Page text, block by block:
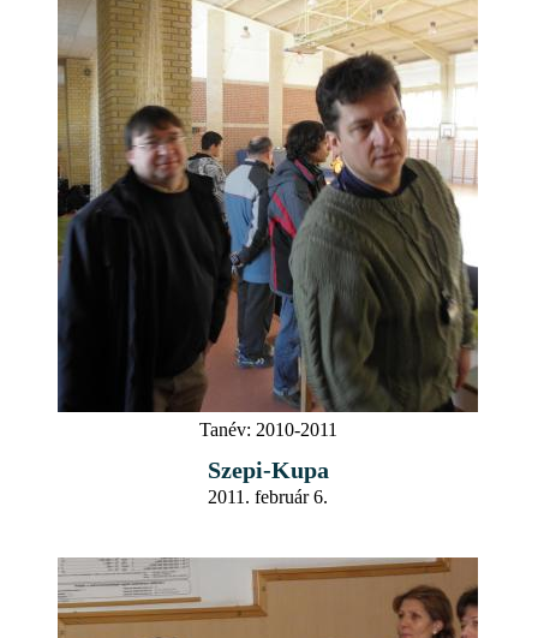
Tanév: 2010-2011
Szepi-Kupa
2011. február 6.